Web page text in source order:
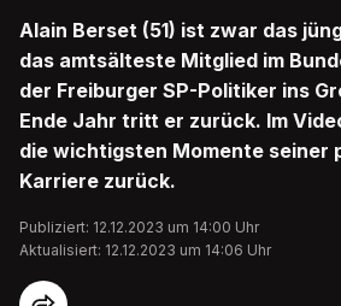
Alain Berset (51) ist zwar das
das amtsälteste Mitglied im
der Freiburger SP-Politiker ins
Ende Jahr tritt er zurück. Im
die wichtigsten Momente seiner
Karriere zurück.
Publiziert: 12.12.2023 um 14:00 Uhr
Aktualisiert: 12.12.2023 um 14:06 Uhr